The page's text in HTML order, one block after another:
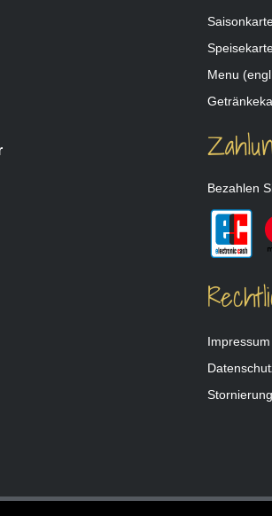
Menu
Bezahlen
Impressum